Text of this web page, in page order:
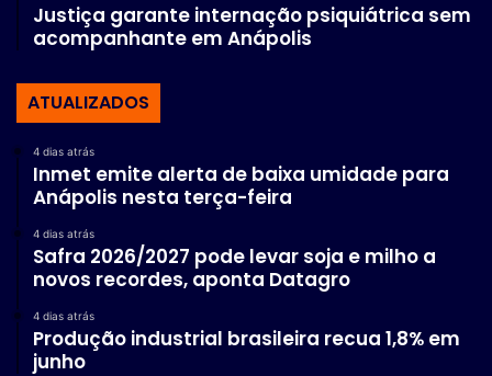
Justiça garante internação psiquiátrica sem
acompanhante em Anápolis
ATUALIZADOS
4 dias atrás
Inmet emite alerta de baixa umidade para
Anápolis nesta terça-feira
4 dias atrás
Safra 2026/2027 pode levar soja e milho a
novos recordes, aponta Datagro
4 dias atrás
Produção industrial brasileira recua 1,8% em
junho